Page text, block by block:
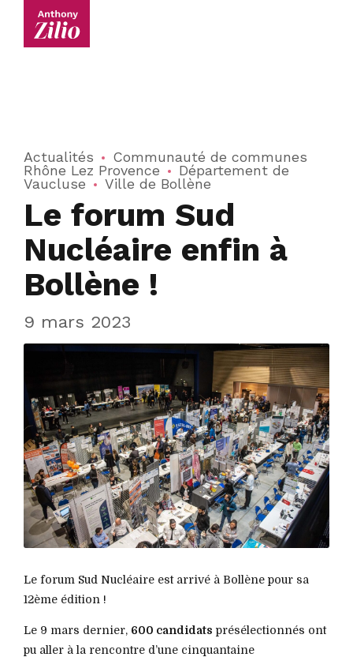
Actualités
Communauté de communes
Rhône Lez Provence
Département de
Vaucluse
Ville de Bollène
Le forum Sud
Nucléaire enfin à
Bollène !
9 mars 2023
Le forum Sud Nucléaire est arrivé à Bollène pour sa
12ème édition !
Le 9 mars dernier, 600 candidats présélectionnés ont
pu aller à la rencontre d’une cinquantaine